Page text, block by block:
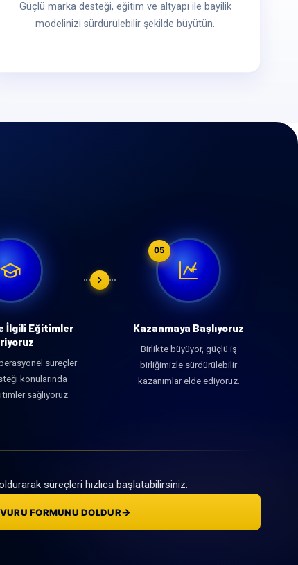
Güçlü marka desteği, eğitim ve altyapı ile bayilik
modelinizi sürdürülebilir şekilde büyütün.
İlgili Eğitimler
süreçler
konularında
sağlıyoruz.
05
Kazanmaya Başlıyoruz
Birlikte büyüyor, güçlü iş
birliğimizle sürdürülebilir
kazanımlar elde ediyoruz.
süreçleri hızlıca başlatabilirsiniz.
FORMUNU DOLDUR→